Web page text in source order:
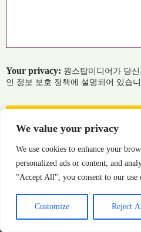
We value your privacy
We use cookies to enhance your
personalized ads or content, and
"Accept All", you consent to our use
Customize Reject
Your privacy: 원스탑미디어가 당
인 정보 보호 정책에 설명되어 있습니
All Rights Reserved © 2026 1-